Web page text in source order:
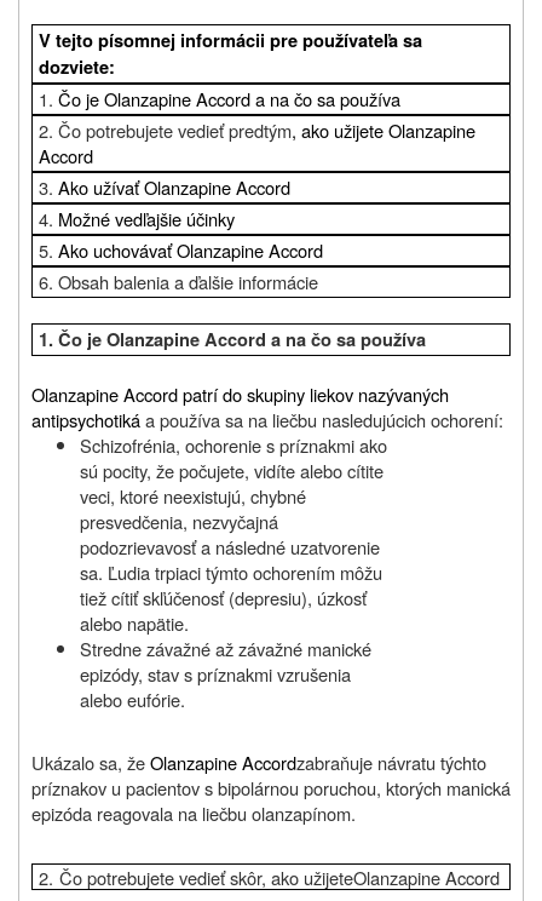
V tejto písomnej informácii pre používateľa sa
dozviete:
1. Čo je Olanzapine Accord a na čo sa používa
2. Čo potrebujete vedieť predtým, ako užijete Olanzapine
Accord
3. Ako užívať Olanzapine Accord
4. Možné vedľajšie účinky
5. Ako uchovávať Olanzapine Accord
6. Obsah balenia a ďalšie informácie
1. Čo je Olanzapine Accord a na čo sa používa
Olanzapine Accord patrí do skupiny liekov nazývaných
antipsychotikáa používa sa na liečbu nasledujúcich ochorení:
Schizofrénia, ochorenie s príznakmi ako
sú pocity, že počujete, vidíte alebo cítite
veci, ktoré neexistujú, chybné
presvedčenia, nezvyčajná
podozrievavosť a následné uzatvorenie
sa. Ľudia trpiaci týmto ochorením môžu
tiež cítiť skľúčenosť (depresiu), úzkosť
alebo napätie.
Stredne závažné až závažné manické
epizódy, stav s príznakmi vzrušenia
alebo eufórie.
Ukázalo sa, žeOlanzapine Accordzabraňuje návratu týchto
príznakov u pacientov s bipolárnou poruchou, ktorých manická
epizóda reagovala na liečbu olanzapínom.
2. Čo potrebujete vedieť skôr, ako užijeteOlanzapine Accord